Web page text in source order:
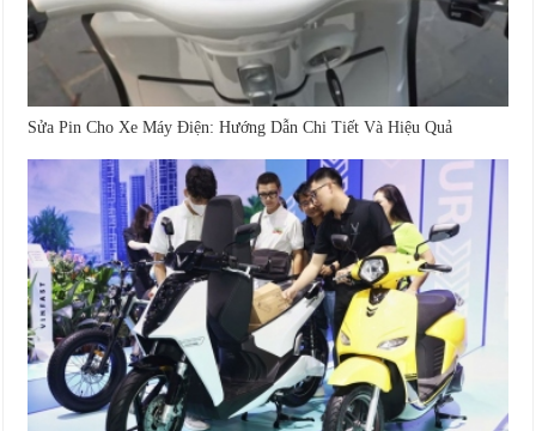
Sửa Pin Cho Xe Máy Điện: Hướng Dẫn Chi Tiết Và Hiệu Quả